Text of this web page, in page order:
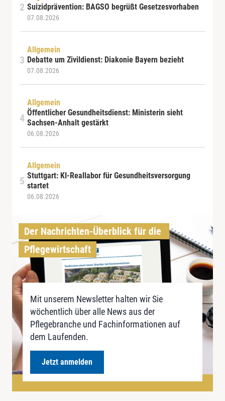
Suizidprävention: BAGSO begrüßt Gesetzesvorhaben
07.08.2026
Allgemein
Debatte um Zivildienst: Diakonie Bayern bezieht
07.08.2026
Allgemein
Öffentlicher Gesundheitsdienst: Ministerin sieht
Sachsen-Anhalt gestärkt
06.08.2026
Allgemein
Stuttgart: KI-Reallabor für Gesundheitsversorgung
startet
06.08.2026
Der Nachrichten-Überblick für die
Pflegewirtschaft
Mit unserem Newsletter halten wir Sie
wöchentlich über alle News aus der
Pflegebranche und Fachinformationen auf
dem Laufenden.
Jetzt anmelden